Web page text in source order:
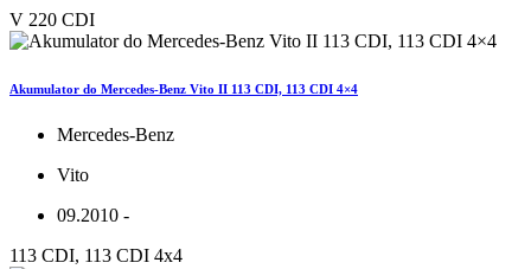
V 220 CDI
Akumulator do Mercedes-Benz Vito II 113 CDI, 113 CDI 4×4
Mercedes-Benz
Vito
09.2010 -
113 CDI, 113 CDI 4x4